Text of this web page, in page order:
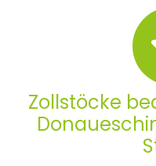
Zollstöcke